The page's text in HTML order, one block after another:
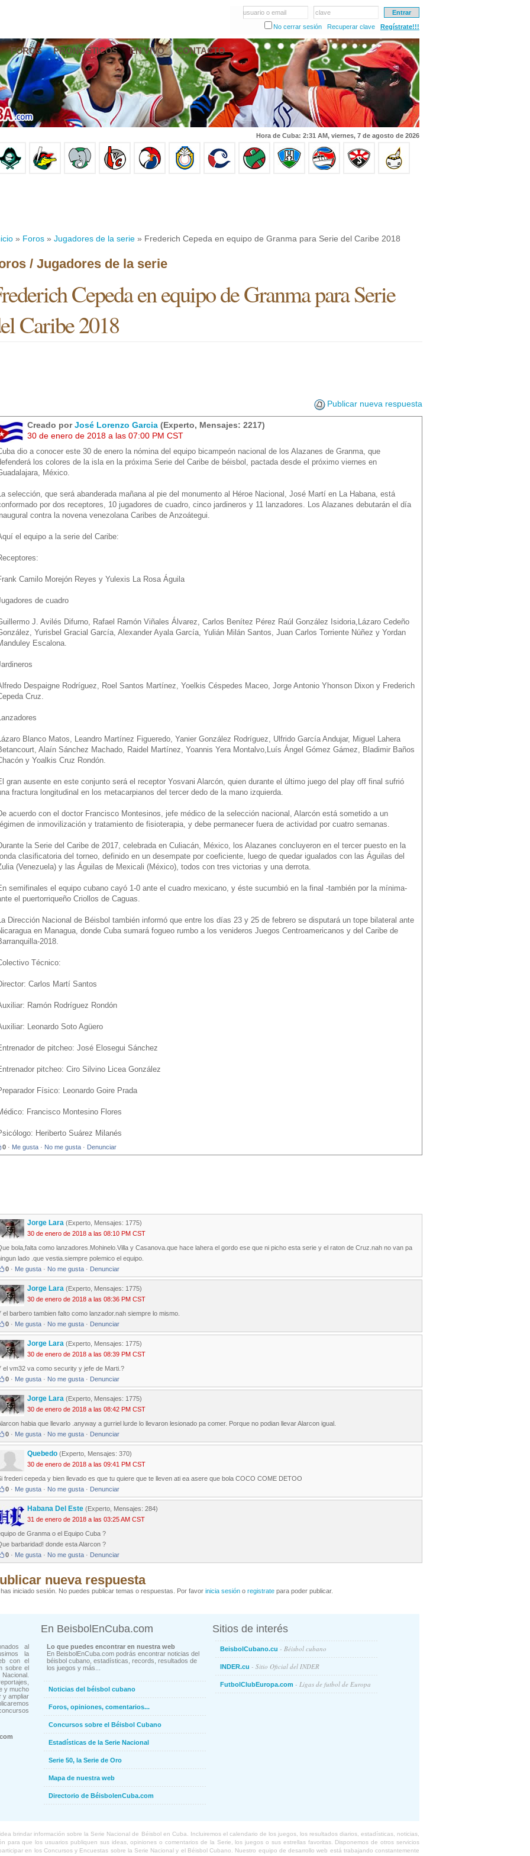
usuario o email
clave
No cerrar sesión
Recuperar clave Regístrate!!!
FOROS PRONÓSTICOS EN VIVO CONTACTO
Hora de Cuba: 2:31 AM, viernes, 7 de agosto de 2026
» Foros » Jugadores de la serie » Frederich Cepeda en equipo de Granma para Serie del Caribe 2018
/ Jugadores de la serie
Cepeda en equipo de Granma para Serie
Caribe 2018
Publicar nueva respuesta
Creado porJosé Lorenzo Garcia (Experto, Mensajes: 2217)
30 de enero de 2018 a las 07:00 PM CST
dio a conocer este 30 de enero la nómina del equipo bicampeón nacional de los Alazanes de Granma, que
los colores de la isla en la próxima Serie del Caribe de béisbol, pactada desde el próximo viernes en
México.
selección, que será abanderada mañana al pie del monumento al Héroe Nacional, José Martí en La Habana, está
por dos receptores, 10 jugadores de cuadro, cinco jardineros y 11 lanzadores. Los Alazanes debutarán el día
contra la novena venezolana Caribes de Anzoátegui.
el equipo a la serie del Caribe:
Camilo Morejón Reyes y Yulexis La Rosa Águila
de cuadro
J. Avilés Difurno, Rafael Ramón Viñales Álvarez, Carlos Benítez Pérez Raúl González Isidoria,Lázaro Cedeño
Yurisbel Gracial García, Alexander Ayala García, Yulián Milán Santos, Juan Carlos Torriente Núñez y Yordan
Escalona.
Despaigne Rodríguez, Roel Santos Martínez, Yoelkis Céspedes Maceo, Jorge Antonio Yhonson Dixon y Frederich
Cruz.
Blanco Matos, Leandro Martínez Figueredo, Yanier González Rodríguez, Ulfrido García Andujar, Miguel Lahera
Alaín Sánchez Machado, Raidel Martínez, Yoannis Yera Montalvo,Luís Ángel Gómez Gámez, Bladimir Baños
y Yoalkis Cruz Rondón.
gran ausente en este conjunto será el receptor Yosvani Alarcón, quien durante el último juego del play off final sufrió
fractura longitudinal en los metacarpianos del tercer dedo de la mano izquierda.
acuerdo con el doctor Francisco Montesinos, jefe médico de la selección nacional, Alarcón está sometido a un
de inmovilización y tratamiento de fisioterapia, y debe permanecer fuera de actividad por cuatro semanas.
la Serie del Caribe de 2017, celebrada en Culiacán, México, los Alazanes concluyeron en el tercer puesto en la
clasificatoria del torneo, definido en un desempate por coeficiente, luego de quedar igualados con las Águilas del
(Venezuela) y las Águilas de Mexicali (México), todos con tres victorias y una derrota.
semifinales el equipo cubano cayó 1-0 ante el cuadro mexicano, y éste sucumbió en la final -también por la mínima-
el puertorriqueño Criollos de Caguas.
Dirección Nacional de Béisbol también informó que entre los días 23 y 25 de febrero se disputará un tope bilateral ante
en Managua, donde Cuba sumará fogueo rumbo a los venideros Juegos Centroamericanos y del Caribe de
2018.
Técnico:
Carlos Martí Santos
Ramón Rodríguez Rondón
Leonardo Soto Agüero
de pitcheo: José Elosegui Sánchez
pitcheo: Ciro Silvino Licea González
Físico: Leonardo Goire Prada
Francisco Montesino Flores
Heriberto Suárez Milanés
0 · Me gusta · No me gusta · Denunciar
Jorge Lara (Experto, Mensajes: 1775)
30 de enero de 2018 a las 08:10 PM CST
bola,falta como lanzadores.Mohinelo.Villa y Casanova.que hace lahera el gordo ese que ni picho esta serie y el raton de Cruz.nah no van pa
lado .que vestia.siempre polemico el equipo.
0 · Me gusta · No me gusta · Denunciar
Jorge Lara (Experto, Mensajes: 1775)
30 de enero de 2018 a las 08:36 PM CST
el barbero tambien falto como lanzador.nah siempre lo mismo.
0 · Me gusta · No me gusta · Denunciar
Jorge Lara (Experto, Mensajes: 1775)
30 de enero de 2018 a las 08:39 PM CST
el vm32 va como security y jefe de Marti.?
0 · Me gusta · No me gusta · Denunciar
Jorge Lara (Experto, Mensajes: 1775)
30 de enero de 2018 a las 08:42 PM CST
habia que llevarlo .anyway a gurriel lurde lo llevaron lesionado pa comer. Porque no podian llevar Alarcon igual.
0 · Me gusta · No me gusta · Denunciar
Quebedo (Experto, Mensajes: 370)
30 de enero de 2018 a las 09:41 PM CST
frederi cepeda y bien llevado es que tu quiere que te lleven ati ea asere que bola COCO COME DETOO
0 · Me gusta · No me gusta · Denunciar
Habana Del Este (Experto, Mensajes: 284)
31 de enero de 2018 a las 03:25 AM CST
de Granma o el Equipo Cuba ?
barbaridad! donde esta Alarcon ?
0 · Me gusta · No me gusta · Denunciar
nueva respuesta
has iniciado sesión. No puedes publicar temas o respuestas. Por favor inicia sesión o registrate para poder publicar.
al
la
con el
sobre el
y mucho
y ampliar
En BeisbolEnCuba.com
Lo que puedes encontrar en nuestra web
En BeisbolEnCuba.com podrás encontrar noticias del
béisbol cubano, estadísticas, records, resultados de
los juegos y más...
Noticias del béisbol cubano
Foros, opiniones, comentarios...
Concursos sobre el Béisbol Cubano
Estadísticas de la Serie Nacional
Serie 50, la Serie de Oro
Mapa de nuestra web
Directorio de BéisbolenCuba.com
Sitios de interés
BeisbolCubano.cu - Béisbol cubano
INDER.cu - Sitio Oficial del INDER
FutbolClubEuropa.com - Ligas de futbol de Europa
brindar información sobre la Serie Nacional de Béisbol en Cuba. Incluiremos el calendario de los juegos, los resultados diarios, estadísticas, noticias,
para que los usuarios publiquen sus ideas, opiniones o comentarios de la Serie, los juegos o sus estrellas favoritas. Disponemos de otros servicios
en los Concursos y Encuestas sobre la Serie Nacional y el Béisbol Cubano. Nuestro equipo de desarrollo web está trabajando constantemente